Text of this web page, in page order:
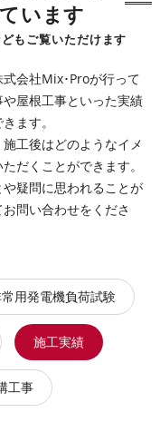
います
もご覧いただけます
会社Mix･Proが行って
屋根工事といった実績
ます。
工後はどのようなイメ
だくことができます。
疑問に思われることが
問い合わせをくださ
用発電機負荷試験
施工実績
工事